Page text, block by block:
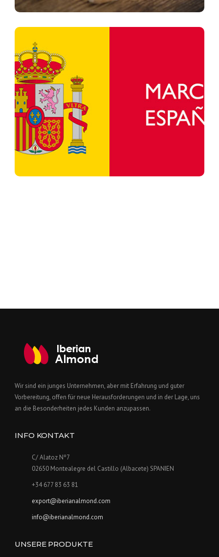
Unternehmen und Produkt
Unser Unternehmen ist an einem für die
Mandelproduktion strategisch wichtigen Standort
beheimatet: Montealegre del Castillo, einem kleinen Dorf
in der Provinz Albacete, im Südosten der iberischen
Halbinsel. Unsere Lage ermöglicht es uns, das von uns
eingekaufte Produkt aus erster Hand kennenzulernen,
wodurch wir ein hochwertiges und 100% spanisches
Wir sind ein junges Unternehmen, aber mit Erfahrung und guter
Vorbereitung, offen für neue Herausforderungen und in der Lage, uns
an die Besonderheiten jedes Kunden anzupassen.
INFO KONTAKT
C/ Alatoz Nº7
02650 Montealegre del Castillo (Albacete) SPANIEN
+34 677 83 63 81
export@iberianalmond.com
info@iberianalmond.com
UNSERE PRODUKTE